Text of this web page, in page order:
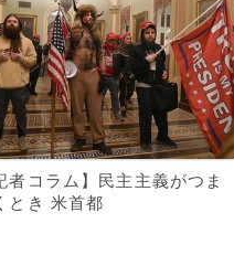
者コラム】民主主義がつま
とき 米首都